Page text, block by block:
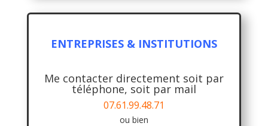
ENTREPRISES & INSTITUTIONS
Me contacter directement soit par
téléphone, soit par mail
07.61.99.48.71
ou bien